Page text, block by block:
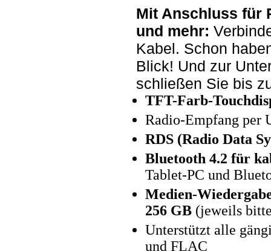
Mit Anschluss für
und mehr:
Kabel. Schon
Blick! Und zur
schließen Sie bis
TFT-Farb-
Radio-Empfang per
RDS (Radio Data
Bluetooth 4.2 für
Tablet-PC und
Medien-
256 GB (jeweils
Unterstützt alle
und FLAC